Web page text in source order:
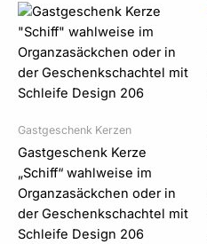
Gastgeschenk Kerzen
Gastgeschenk Kerze
„Schiff“ wahlweise im
Organzasäckchen oder in
der Geschenkschachtel mit
Schleife Design 206
Preisspanne:
2,85 €
bis
170,00 €